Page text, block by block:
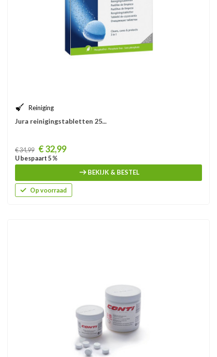
Reiniging
Jura reinigingstabletten 25...
Prijs
€ 34,99 € 32,99
U bespaart 5 %
BEKIJK & BESTEL
Op voorraad